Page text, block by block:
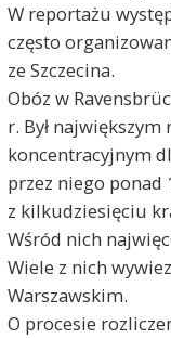
W reportażu
często
ze Szczecina.
Obóz w
r. Był
koncentracyjnym
przez niego ponad
z kilkudziesięciu
Wśród nich
Wiele z nich
Warszawskim.
O procesie